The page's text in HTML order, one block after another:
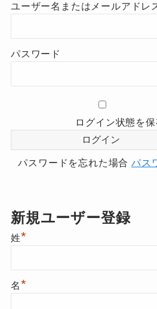
ユーザー名またはメールアドレ
パスワード
ログイン状態を保
パスワードを忘れた場合パス
新規ユーザー登録
姓*
名*